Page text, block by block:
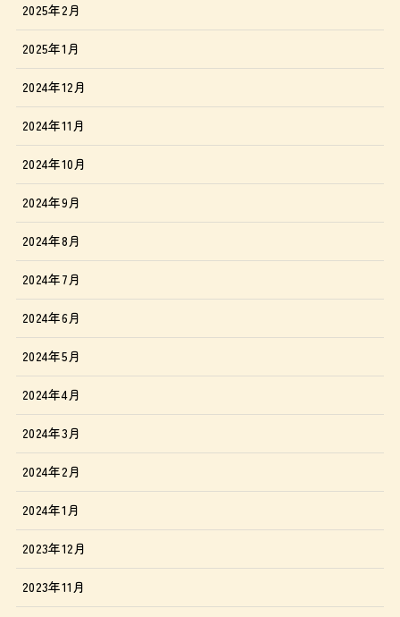
2025年2月
2025年1月
2024年12月
2024年11月
2024年10月
2024年9月
2024年8月
2024年7月
2024年6月
2024年5月
2024年4月
2024年3月
2024年2月
2024年1月
2023年12月
2023年11月